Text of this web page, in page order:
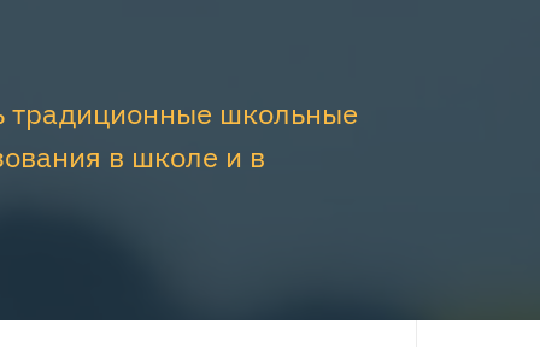
традиционные школьные
в школе и в